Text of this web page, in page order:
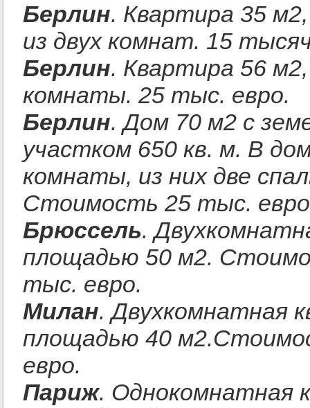
Берлин. Квартира 35
из двух комнат. 15
Берлин. Квартира 56
комнаты. 25 тыс. евро.
Берлин. Дом 70 м2 с
участком 650 кв. м. В
комнаты, из них две
Стоимость 25 тыс.
Брюссель.
площадью 50 м2.
тыс. евро.
Милан. Двухкомнатная
площадью 40
евро.
Париж. Однокомнатная